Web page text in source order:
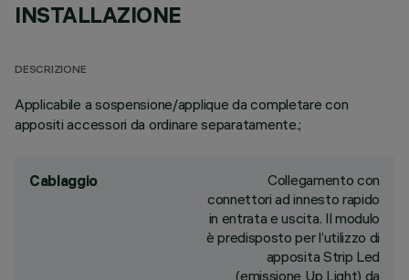
INSTALLAZIONE
DESCRIZIONE
Applicabile a sospensione/applique da completare con
appositi accessori da ordinare separatamente.;
Cablaggio
Collegamento con
connettori ad innesto rapido
in entrata e uscita. Il modulo
è predisposto per l’utilizzo di
apposita Strip Led
(emissione Up Light) da